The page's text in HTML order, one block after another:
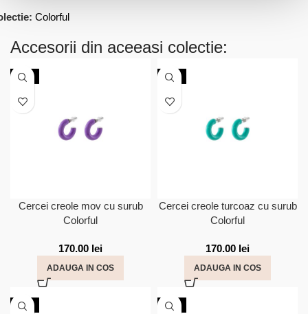
Colorful
Accesorii din aceeasi colectie:
NOU
Cercei creole mov cu surub
Colorful
170.00 lei
ADAUGA IN COS
NOU
Cercei creole turcoaz cu surub
Colorful
170.00 lei
ADAUGA IN COS
NOU NOU